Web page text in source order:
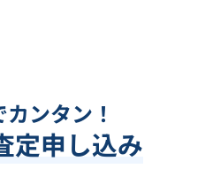
ンタン！
定申し込み